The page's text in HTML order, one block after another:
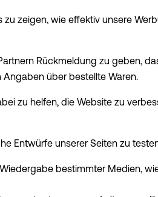
zeigen, wie effektiv unsere
Rückmeldung zu geben,
über bestellte Waren.
zu helfen, die Website zu
Entwürfe unserer Seiten zu
bestimmter Medien,